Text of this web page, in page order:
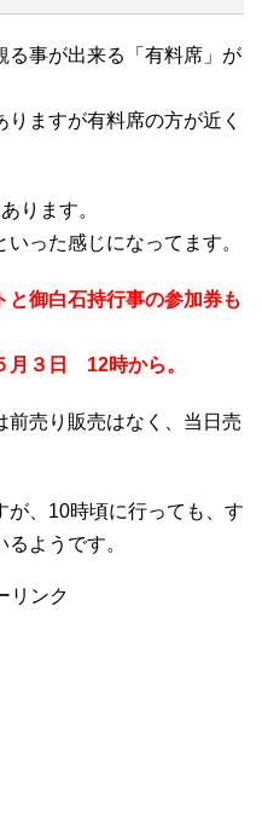
る事が出来る「有料席」が
ますが有料席の方が近く
ります。
った感じになってます。
御白石持行事の参加券も
３日 12時から。
前売り販売はなく、当日売
が、10時頃に行っても、す
ようです。
リンク